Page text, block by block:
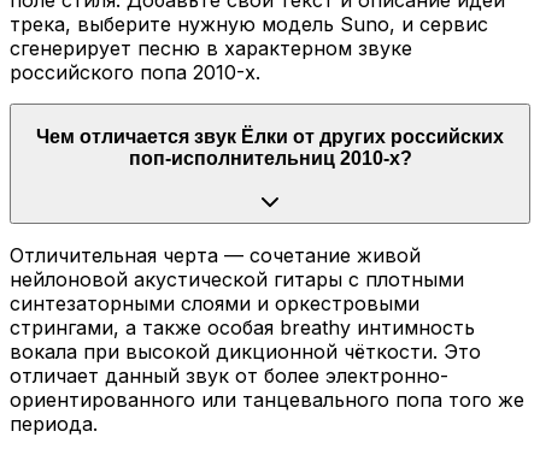
трека, выберите нужную модель Suno, и сервис
сгенерирует песню в характерном звуке
российского попа 2010-х.
Чем отличается звук Ёлки от других российских
поп-исполнительниц 2010-х?
Отличительная черта — сочетание живой
нейлоновой акустической гитары с плотными
синтезаторными слоями и оркестровыми
стрингами, а также особая breathy интимность
вокала при высокой дикционной чёткости. Это
отличает данный звук от более электронно-
ориентированного или танцевального попа того же
периода.